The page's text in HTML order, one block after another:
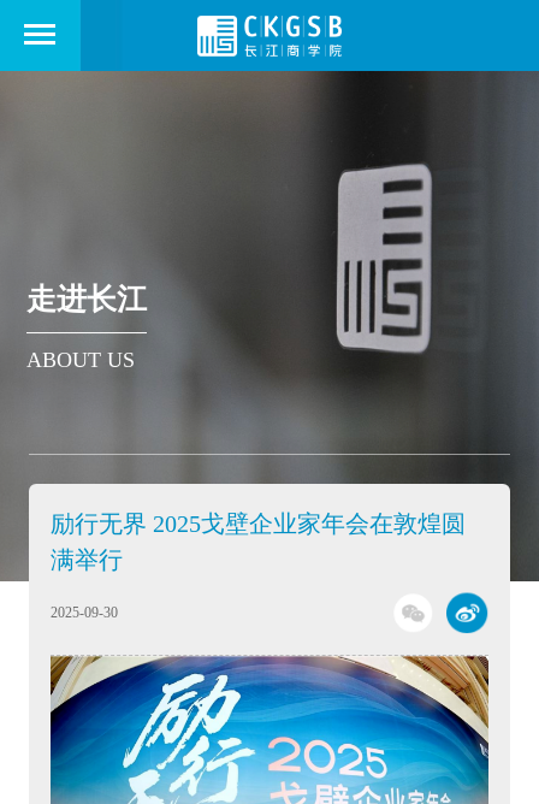
走进长江
ABOUT US
励行无界 2025戈壁企业家年会在敦煌圆
满举行
2025-09-30